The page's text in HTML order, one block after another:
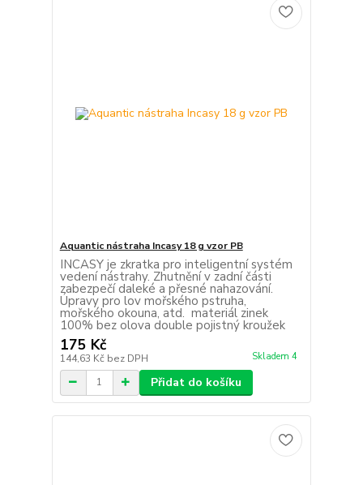
Aquantic nástraha Incasy 18 g vzor PB
INCASY je zkratka pro inteligentní systém
vedení nástrahy. Zhutnění v zadní části
zabezpečí daleké a přesné nahazování.
Úpravy pro lov mořského pstruha,
mořského okouna, atd. materiál zinek
100% bez olova double pojistný kroužek
175 Kč
144,63 Kč bez DPH Skladem 4
Přidat do košíku